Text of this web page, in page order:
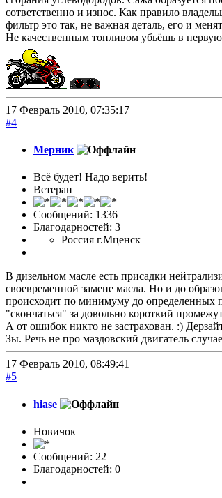
сответственно и износ. Как правило
фильтр это так, не важная деталь, его и
Не качественным топливом убьёшь в
17 Февраль 2010, 07:35:17
#4
Мерник
Всё будет! Надо верить!
Ветеран
Сообщений: 1336
Благодарностей: 3
Россия г.Мценск
В дизельном масле есть присадки
своевременной замене масла. Но и до
происходит по минимуму до определенных
"скончаться" за довольно короткий
А от ошибок никто не застрахован. :)
Зы. Речь не про маздовский двигатель
17 Февраль 2010, 08:49:41
#5
hiase
Новичок
Сообщений: 22
Благодарностей: 0